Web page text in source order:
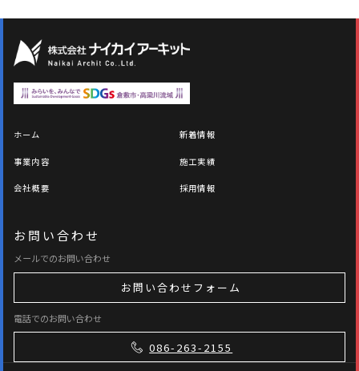
ホーム 新着情報
事業内容 施工実績
会社概要 採用情報
お問い合わせ
メールでのお問い合わせ
お問い合わせフォーム
電話でのお問い合わせ
086-263-2155